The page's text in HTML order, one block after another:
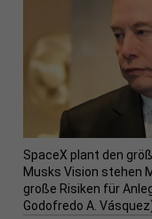
SpaceX plant den
Musks Vision stehen
große Risiken für
Godofredo A.